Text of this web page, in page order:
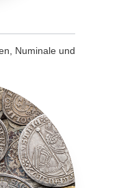
Numinale und